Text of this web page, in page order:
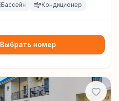
Бассейн Кондиционер
Выбрать номер